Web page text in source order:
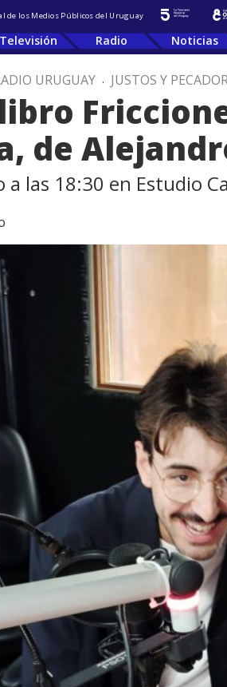
de los Medios Públicos del Uruguay
Televisión Radio Noticias
URUGUAY . JUSTOS Y
de
las 18:30 en Estudio